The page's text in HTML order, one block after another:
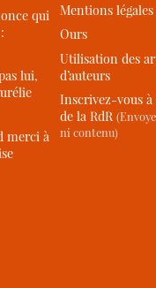
qui
lui,
merci à
Mentions légales
Ours
Utilisation des
d’auteurs
Inscrivez-vous
de la RdR
ni contenu)